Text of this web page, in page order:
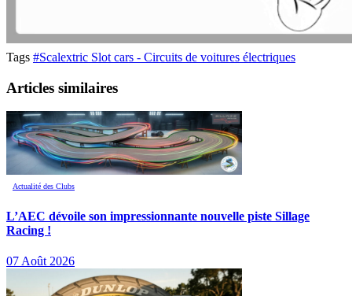
Tags #Scalextric Slot cars - Circuits de voitures électriques
Articles similaires
Actualité des Clubs
L’AEC dévoile son impressionnante nouvelle piste Sillage
Racing !
07 Août 2026